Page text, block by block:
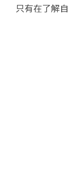
只有在了解